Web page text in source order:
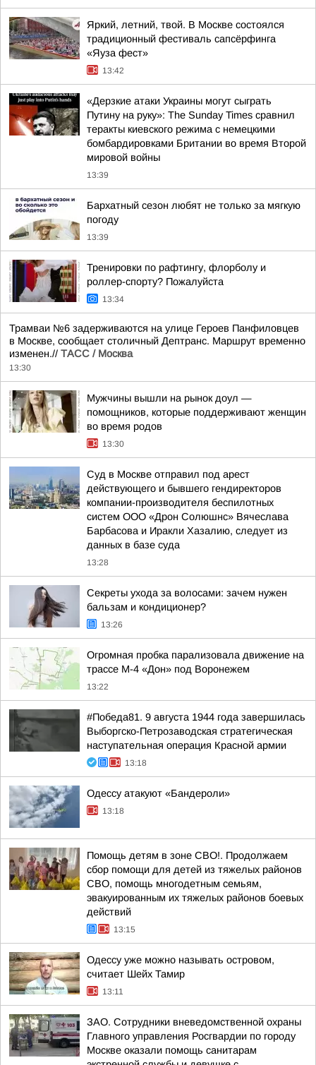
Яркий, летний, твой. В Москве состоялся
традиционный фестиваль сапсёрфинга
«Яуза фест»
13:42
«Дерзкие атаки Украины могут сыграть
Путину на руку»: The Sunday Times сравнил
теракты киевского режима с немецкими
бомбардировками Британии во время Второй
мировой войны
13:39
Бархатный сезон любят не только за мягкую
погоду
13:39
Тренировки по рафтингу, флорболу и
роллер-спорту? Пожалуйста
13:34
Трамваи №6 задерживаются на улице Героев Панфиловцев
в Москве, сообщает столичный Дептранс. Маршрут временно
изменен.// ТАСС / Москва
13:30
Мужчины вышли на рынок доул —
помощников, которые поддерживают женщин
во время родов
13:30
Суд в Москве отправил под арест
действующего и бывшего гендиректоров
компании-производителя беспилотных
систем ООО «Дрон Солюшнс» Вячеслава
Барбасова и Иракли Хазалию, следует из
данных в базе суда
13:28
Секреты ухода за волосами: зачем нужен
бальзам и кондиционер?
13:26
Огромная пробка парализовала движение на
трассе М-4 «Дон» под Воронежем
13:22
#Победа81. 9 августа 1944 года завершилась
Выборгско-Петрозаводская стратегическая
наступательная операция Красной армии
13:18
Одессу атакуют «Бандероли»
13:18
Помощь детям в зоне СВО!. Продолжаем
сбор помощи для детей из тяжелых районов
СВО, помощь многодетным семьям,
эвакуированным их тяжелых районов боевых
действий
13:15
Одессу уже можно называть островом,
считает Шейх Тамир
13:11
ЗАО. Сотрудники вневедомственной охраны
Главного управления Росгвардии по городу
Москве оказали помощь санитарам